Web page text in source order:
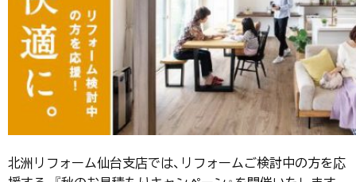
北洲リフォーム仙台支店では、リフォームご検討中の方を応